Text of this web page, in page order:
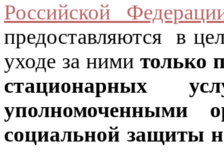
Российской
предоставляются в
уходе за нимитолько
стационарных
уполномоченными
социальной защиты